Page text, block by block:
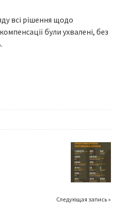
всі рішення щодо
були ухвалені, без
Следующая запись »